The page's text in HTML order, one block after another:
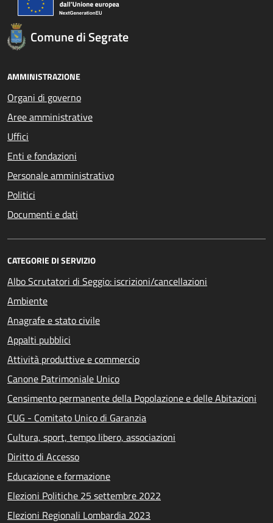
Comune di Segrate
AMMINISTRAZIONE
Organi di governo
Aree amministrative
Uffici
Enti e fondazioni
Personale amministrativo
Politici
Documenti e dati
CATEGORIE DI SERVIZIO
Albo Scrutatori di Seggio: iscrizioni/cancellazioni
Ambiente
Anagrafe e stato civile
Appalti pubblici
Attività produttive e commercio
Canone Patrimoniale Unico
Censimento permanente della Popolazione e delle Abitazioni
CUG - Comitato Unico di Garanzia
Cultura, sport, tempo libero, associazioni
Diritto di Accesso
Educazione e formazione
Elezioni Politiche 25 settembre 2022
Elezioni Regionali Lombardia 2023